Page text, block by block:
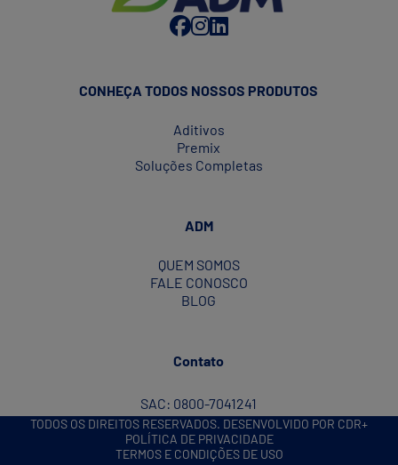
“Aditivos
intestinal:
Alternativas
antimicrobiano
CONHEÇA TODOS NOSSOS PRODUTOS
Aditivos
Premix
Soluções Completas
ADM
QUEM SOMOS
FALE CONOSCO
BLOG
Contato
SAC: 0800-7041241
TODOS OS DIREITOS RESERVADOS. DESENVOLVIDO POR CDR+
POLÍTICA DE PRIVACIDADE
TERMOS E CONDIÇÕES DE USO